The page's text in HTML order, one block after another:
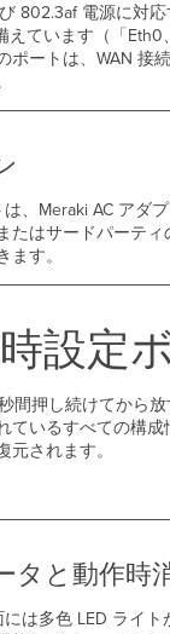
802.3af 電源に対
えています（「Eth0
ポートは、WAN 接
、Meraki AC アダ
たはサードパーテ
ます。
設定
間押し続けてから放
ているすべての構
元されます。
タと動作時
は多色 LED ライ